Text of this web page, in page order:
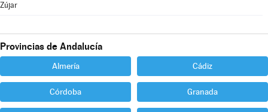
Zújar
Provincias de Andalucía
Almería Cádiz
Córdoba Granada